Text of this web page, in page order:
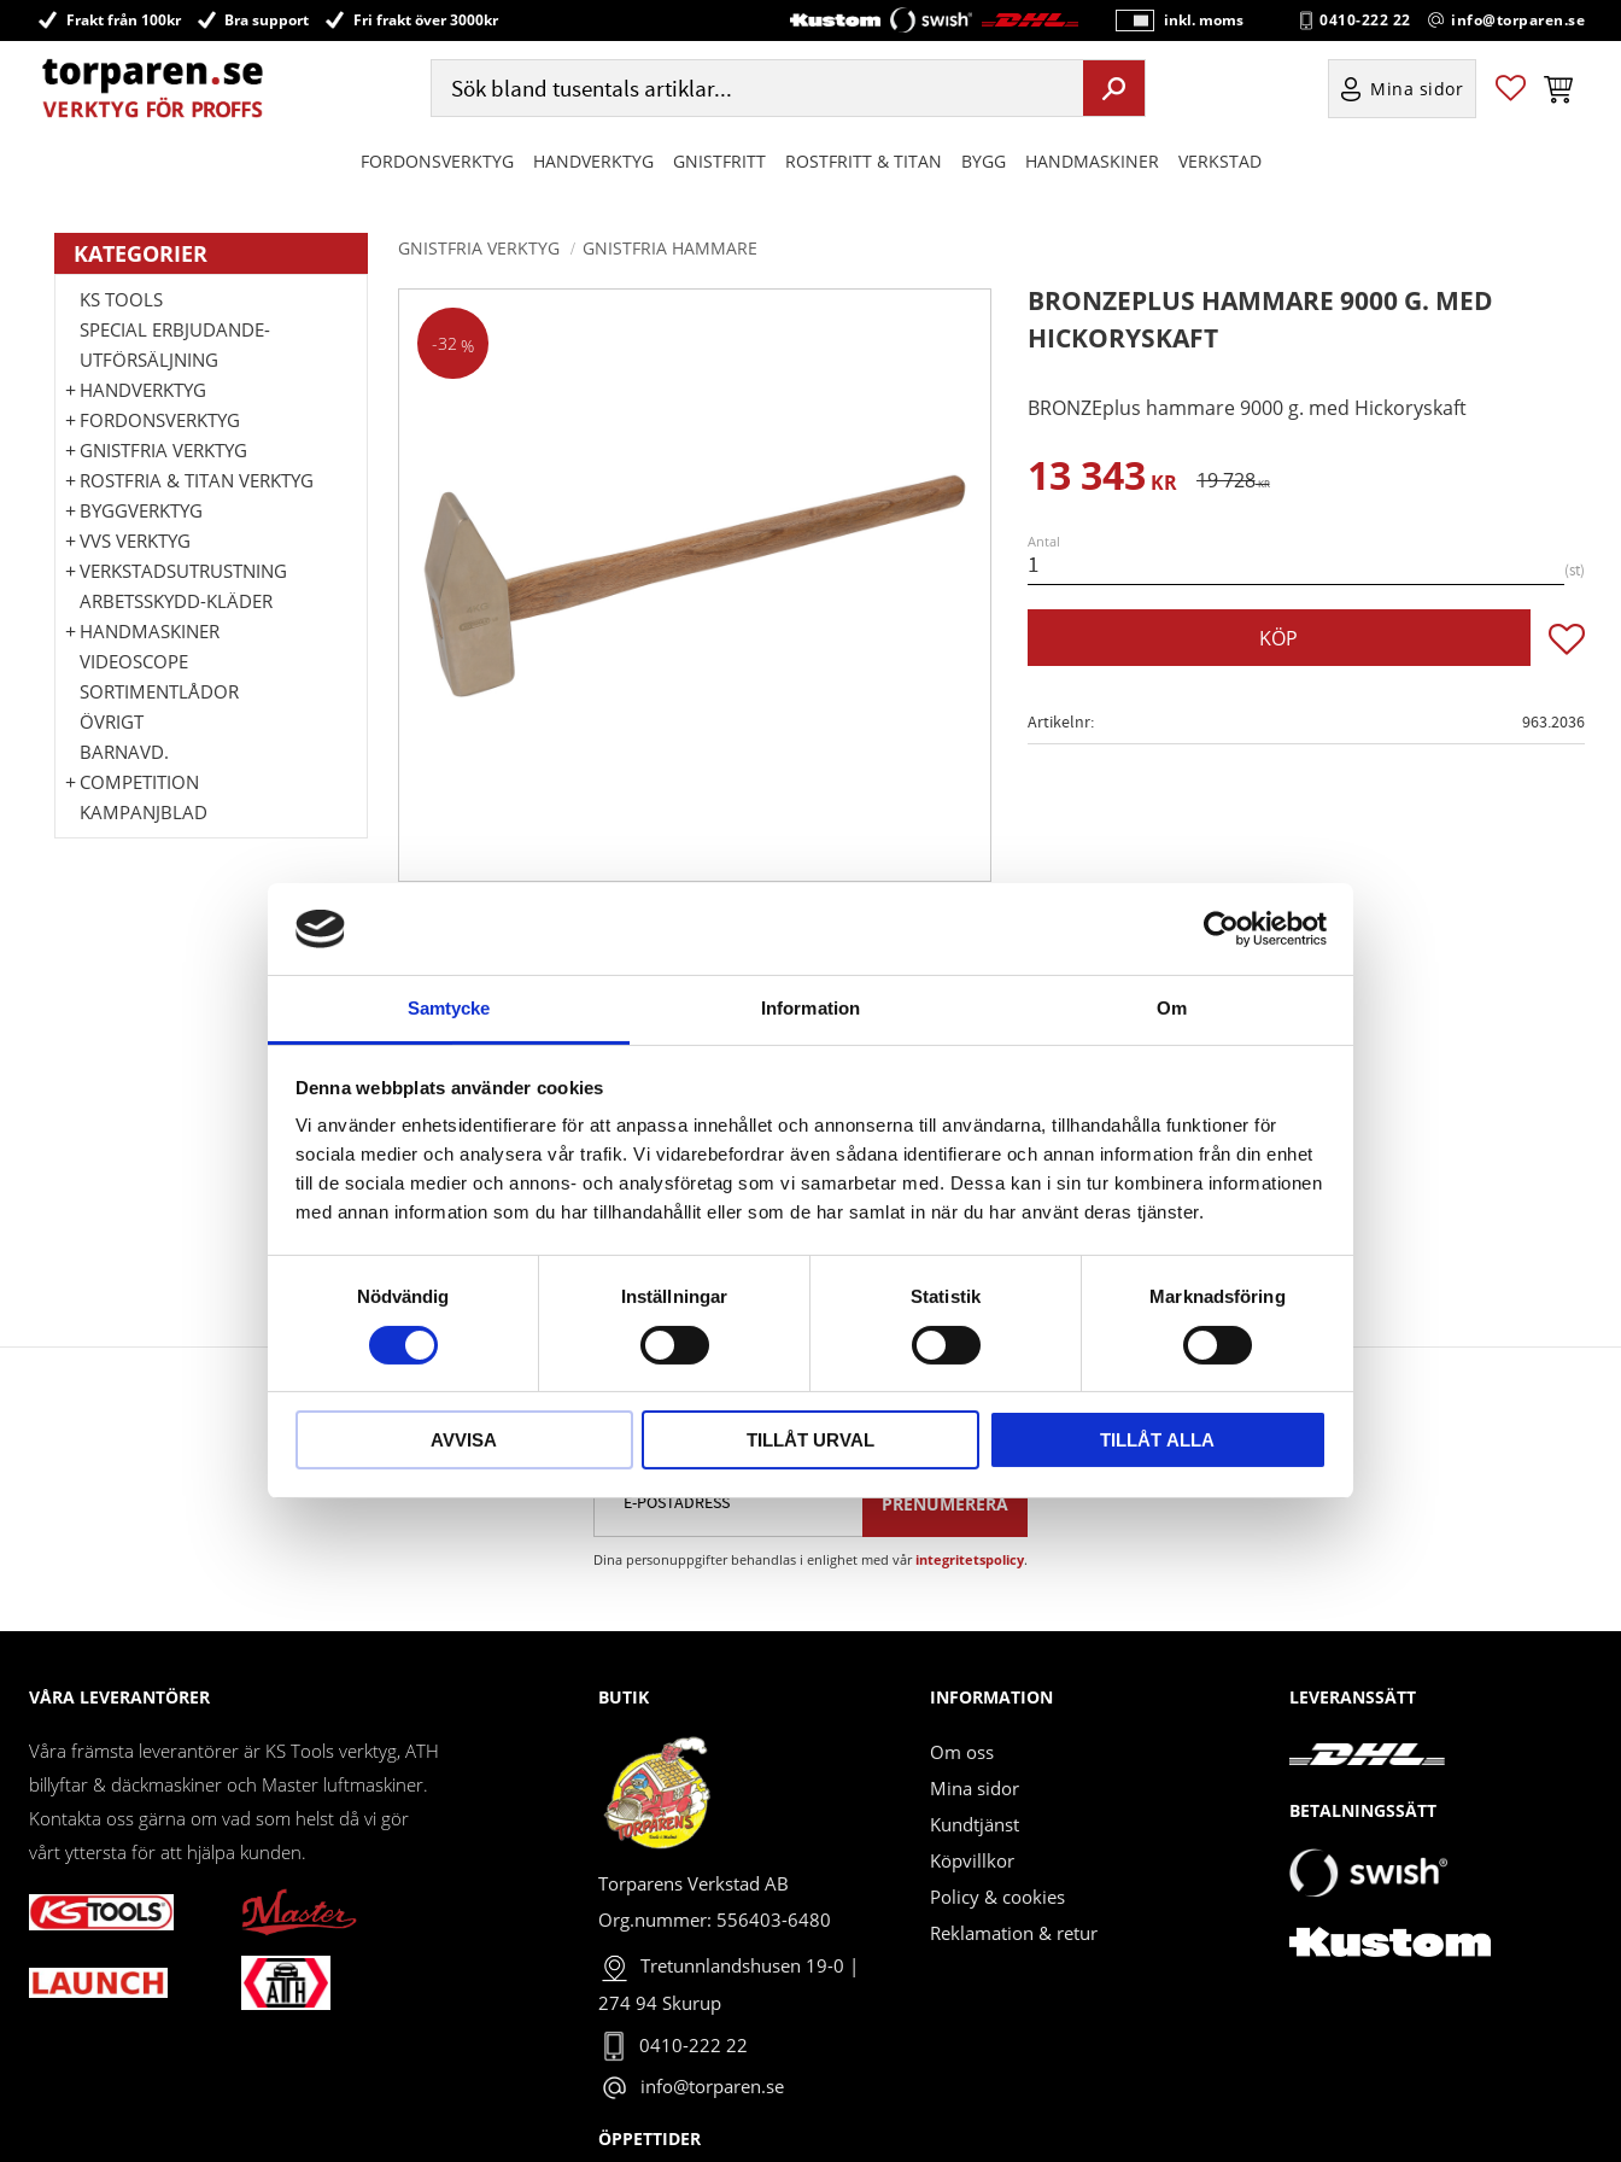
Samtycke Information Om
Denna webbplats använder cookies
Vi använder enhetsidentifierare för att anpassa innehållet och annonserna till användarna, tillhandahålla funktioner för
sociala medier och analysera vår trafik. Vi vidarebefordrar även sådana identifierare och annan information från din enhet
till de sociala medier och annons- och analysföretag som vi samarbetar med. Dessa kan i sin tur kombinera informationen
med annan information som du har tillhandahållit eller som de har samlat in när du har använt deras tjänster.
Nödvändig
Inställningar Statistik Marknadsföring
AVVISA TILLÅT URVAL TILLÅT ALLA
Frakt från 100kr Bra support Fri frakt över 3000kr
P
ri
s
e
vi
inkl. moms 0410-222 22 info@torparen.se
Mina sidor Favoriter
FORDONSVERKTYG HANDVERKTYG GNISTFRITT ROSTFRITT & TITAN BYGG HANDMASKINER VERKSTAD
GNISTFRIA VERKTYG GNISTFRIA HAMMARE
BRONZEPLUS HAMMARE 9000 G. MED
HICKORYSKAFT
BRONZEplus hammare 9000 g. med Hickoryskaft
32 %
Nedsatt pris:
13 343 KR Ordinarie pris:
19 728KR
Antal
st
KÖP Lägg
Artikelnr 963.2036
med hickory-skaft
Slipad bana och hammarpen
explosionsskyddad
korrosionsbeständig
slittålig
Aluminium-brons (icke-järn-legering)
KATEGORIER
KS TOOLS
SPECIAL ERBJUDANDE-
UTFÖRSÄLJNING
HANDVERKTYG
FORDONSVERKTYG
GNISTFRIA VERKTYG
ROSTFRIA & TITAN VERKTYG
BYGGVERKTYG
VVS VERKTYG
VERKSTADSUTRUSTNING
ARBETSSKYDD-KLÄDER
HANDMASKINER
VIDEOSCOPE
SORTIMENTLÅDOR
ÖVRIGT
BARNAVD.
COMPETITION
KAMPANJBLAD
Nyhetsbrev
PRENUMERERA
Dina personuppgifter behandlas i enlighet med vårintegritetspolicy.
VÅRA LEVERANTÖRER
Våra främsta leverantörer är KS Tools verktyg, ATH
billyftar & däckmaskiner och Master luftmaskiner.
Kontakta oss gärna om vad som helst då vi gör
vårt yttersta för att hjälpa kunden.
BUTIK
Torparens Verkstad AB
Org.nummer: 556403-6480
Tretunnlandshusen 19-0 |
274 94 Skurup
0410-222 22
info@torparen.se
ÖPPETTIDER
INFORMATION
Om oss
Mina sidor
Kundtjänst
Köpvillkor
Policy & cookies
Reklamation & retur
LEVERANSSÄTT
BETALNINGSSÄTT